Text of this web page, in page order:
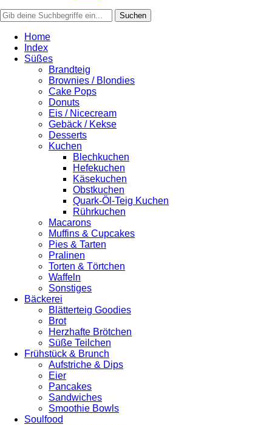
Home
Index
Süßes
Brandteig
Brownies / Blondies
Cake Pops
Donuts
Eis / Nicecream
Gebäck / Kekse
Desserts
Kuchen
Blechkuchen
Hefekuchen
Käsekuchen
Obstkuchen
Quark-Öl-Teig Kuchen
Rührkuchen
Macarons
Muffins & Cupcakes
Pies & Tarten
Pralinen
Torten & Törtchen
Waffeln
Sonstiges
Bäckerei
Blätterteig Goodies
Brot
Herzhafte Brötchen
Süße Teilchen
Frühstück & Brunch
Aufstriche & Dips
Eier
Pancakes
Sandwiches
Smoothie Bowls
Soulfood